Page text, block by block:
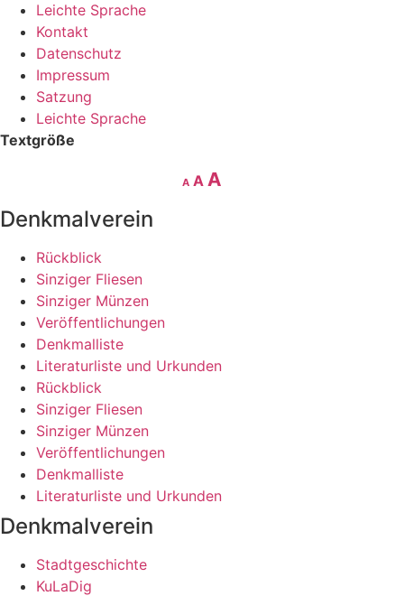
Leichte Sprache
Kontakt
Datenschutz
Impressum
Satzung
Leichte Sprache
Textgröße
A
Decrease
font
A Reset
A
Denkmalverein
Rückblick
Sinziger Fliesen
Sinziger Münzen
Veröffentlichungen
Denkmalliste
Literaturliste und Urkunden
Rückblick
Sinziger Fliesen
Sinziger Münzen
Veröffentlichungen
Denkmalliste
Literaturliste und Urkunden
Denkmalverein
Stadtgeschichte
KuLaDig